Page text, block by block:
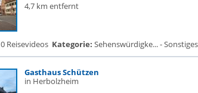
4,7 km entfernt
0 Reisevideos Kategorie: Sehenswürdigke... -
Gasthaus Schützen
in Herbolzheim